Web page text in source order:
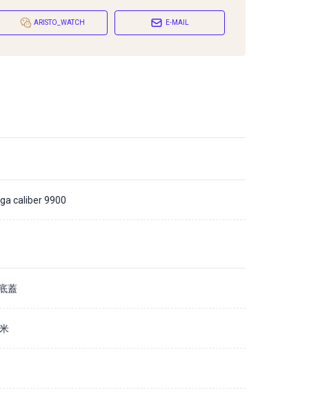
ARISTO_WATCH E-MAIL
caliber 9900
蓋